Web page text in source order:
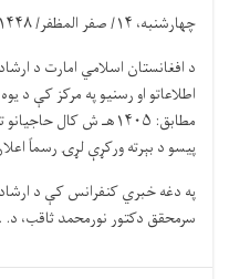
چهارشنبه، ۱۴/ صفر المظفر/۱۴۴۸
د افغانستان اسلامي امارت د
اطلاعاتو او رسنیو په مرکز کې د
مطابق: ۱۴۰۵هـ ش کال حاجیانو
پیسو د بېرته ورکړې لړۍ رسماً
په دغه خبري کنفرانس کې د
سرمحقق دکتور نورمحمد ثاقب، د.